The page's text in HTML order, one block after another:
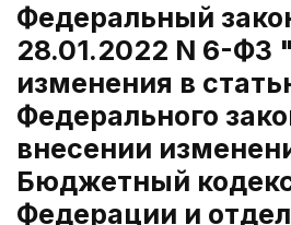
Федеральный
28.01.2022 N 6-ФЗ
изменения в
Федерального
внесении
Бюджетный
Федерации и